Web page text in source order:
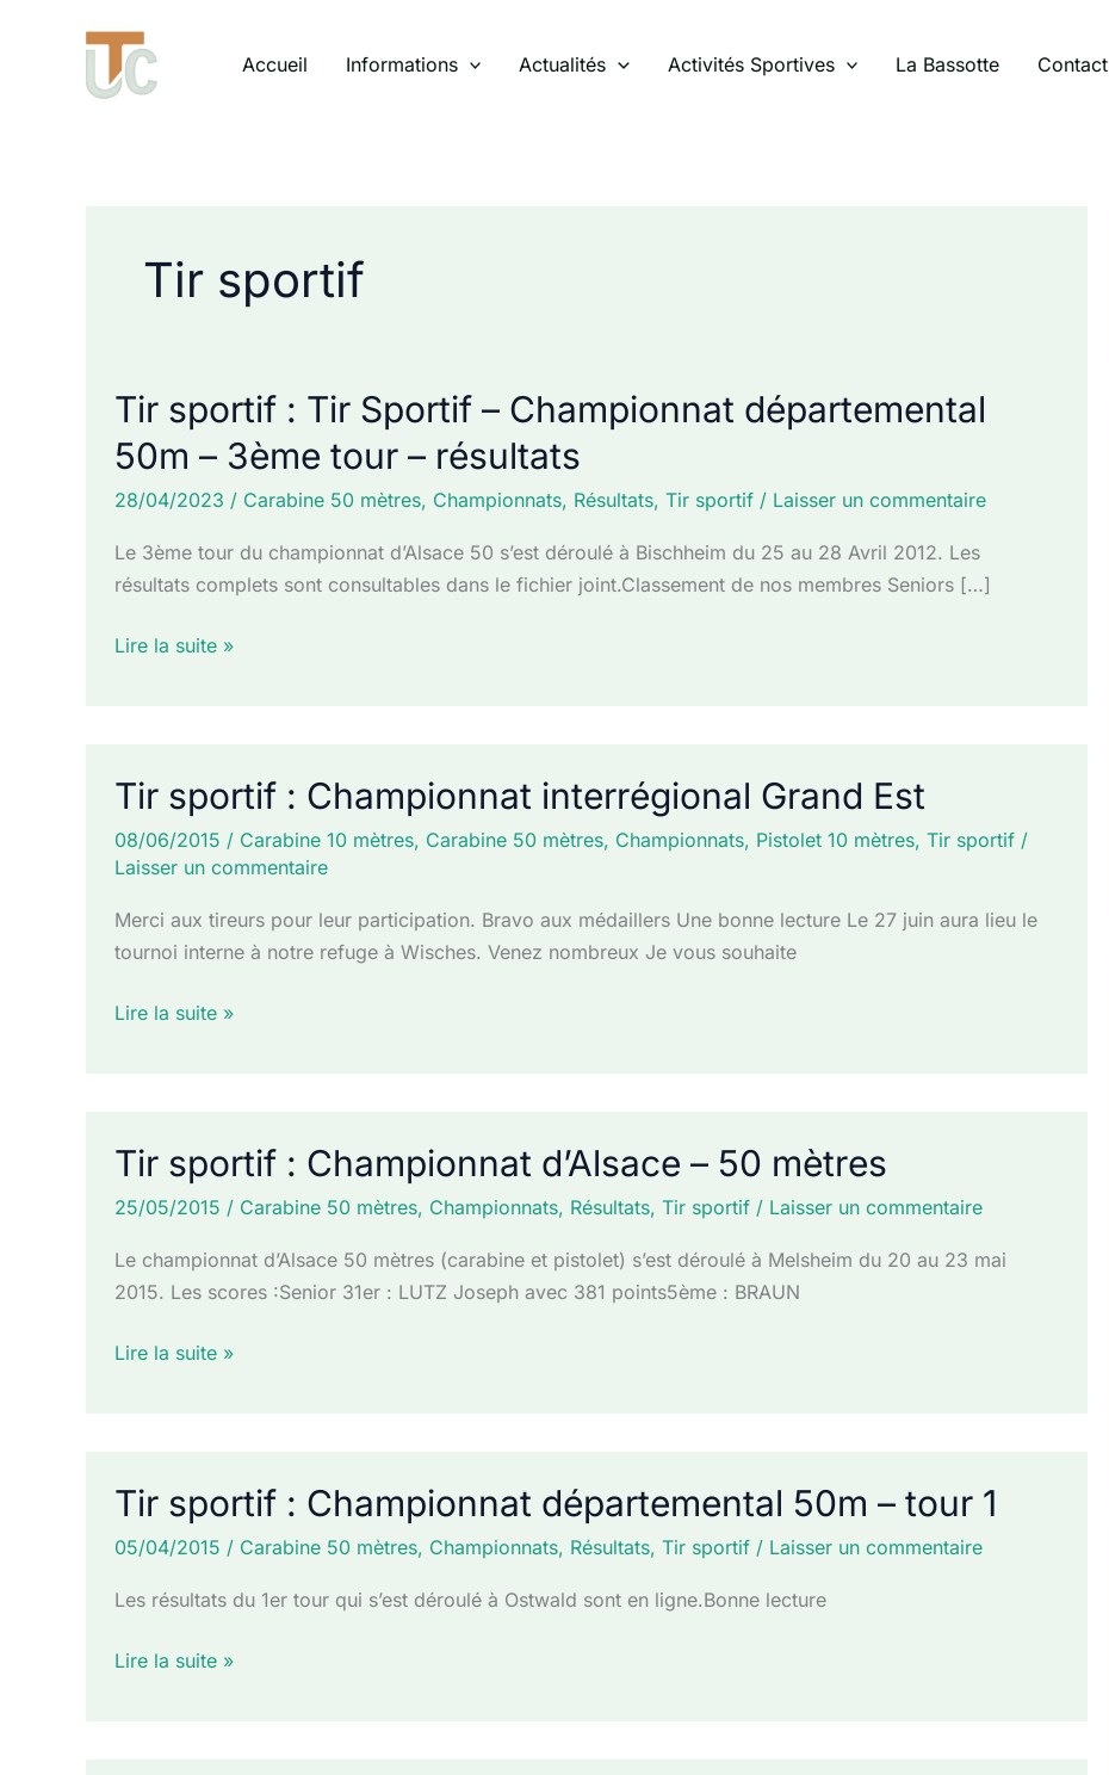
Accueil Informations Actualités Activités Sportives La Bassotte Contact
Tir sportif
Tir sportif : Tir Sportif – Championnat départemental
50m – 3ème tour – résultats
28/04/2023 / Carabine 50 mètres, Championnats, Résultats, Tir sportif / Laisser un commentaire
Le 3ème tour du championnat d’Alsace 50 s’est déroulé à Bischheim du 25 au 28 Avril 2012. Les
résultats complets sont consultables dans le fichier joint.Classement de nos membres Seniors […]
Tir
Championnat
départemental
–
3ème
Lire la suite »
Tir sportif : Championnat interrégional Grand Est
08/06/2015 / Carabine 10 mètres, Carabine 50 mètres, Championnats, Pistolet 10 mètres, Tir sportif /
Laisser un commentaire
Merci aux tireurs pour leur participation. Bravo aux médaillers Une bonne lecture Le 27 juin aura lieu le
tournoi interne à notre refuge à Wisches. Venez nombreux Je vous souhaite
Tir
Grand
Est
Lire la suite »
Tir sportif : Championnat d’Alsace – 50 mètres
25/05/2015 / Carabine 50 mètres, Championnats, Résultats, Tir sportif / Laisser un commentaire
Le championnat d’Alsace 50 mètres (carabine et pistolet) s’est déroulé à Melsheim du 20 au 23 mai
2015. Les scores :Senior 31er : LUTZ Joseph avec 381 points5ème : BRAUN
Tir
50
Lire la suite »
Tir sportif : Championnat départemental 50m – tour 1
05/04/2015 / Carabine 50 mètres, Championnats, Résultats, Tir sportif / Laisser un commentaire
Les résultats du 1er tour qui s’est déroulé à Ostwald sont en ligne.Bonne lecture
Tir
Lire la suite »